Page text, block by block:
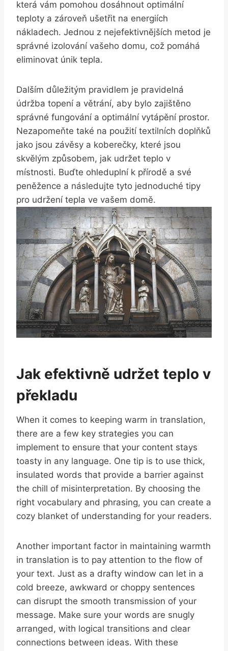
která vám pomohou dosáhnout optimální
teploty a zároveň ušetřit na energiích
nákladech. Jednou z nejefektivnějších metod je
správné izolování vašeho domu, což pomáhá
eliminovat únik tepla.
Dalším důležitým pravidlem je pravidelná
údržba topení a větrání, aby bylo zajištěno
správné fungování a optimální vytápění prostor.
Nezapomeňte také na použití textilních doplňků
jako jsou závěsy a koberečky, které jsou
skvělým způsobem, jak udržet teplo v
místnosti. Buďte ohleduplní k přírodě a své
peněžence a následujte tyto jednoduché tipy
pro udržení tepla ve vašem domě.
Jak efektivně udržet teplo v
překladu
When it comes to keeping warm in translation,
there are a few key strategies you can
implement to ensure that your content stays
toasty in any language. One tip is to use thick,
insulated words that provide a barrier against
the chill of misinterpretation. By choosing the
right vocabulary and phrasing, you can create a
cozy blanket of understanding for your readers.
Another important factor in maintaining warmth
in translation is to pay attention to the flow of
your text. Just as a drafty window can let in a
cold breeze, awkward or choppy sentences
can disrupt the smooth transmission of your
message. Make sure your words are snugly
arranged, with logical transitions and clear
connections between ideas. With these